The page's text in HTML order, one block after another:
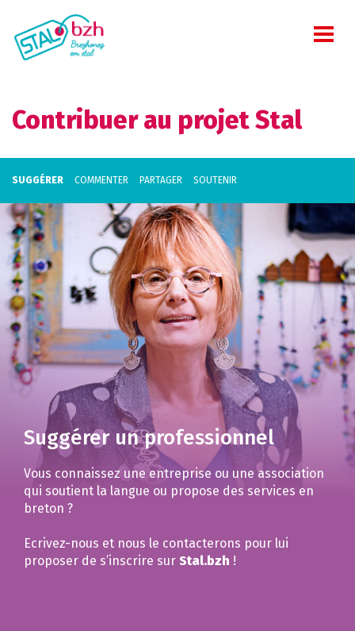
Contribuer au projet Stal
SUGGÉRER COMMENTER PARTAGER SOUTENIR
Suggérer un professionnel
Vous connaissez une entreprise ou une association
qui soutient la langue ou propose des services en
breton ?
Ecrivez-nous et nous le contacterons pour lui
proposer de s’inscrire sur Stal.bzh !